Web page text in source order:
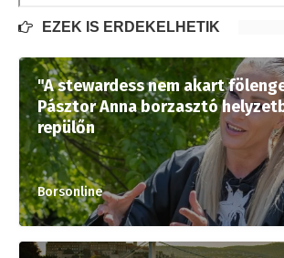
EZEK IS ÉRDEKELHETIK
"A stewardess nem akart
Pásztor Anna borzasztó
repülőn
Borsonline